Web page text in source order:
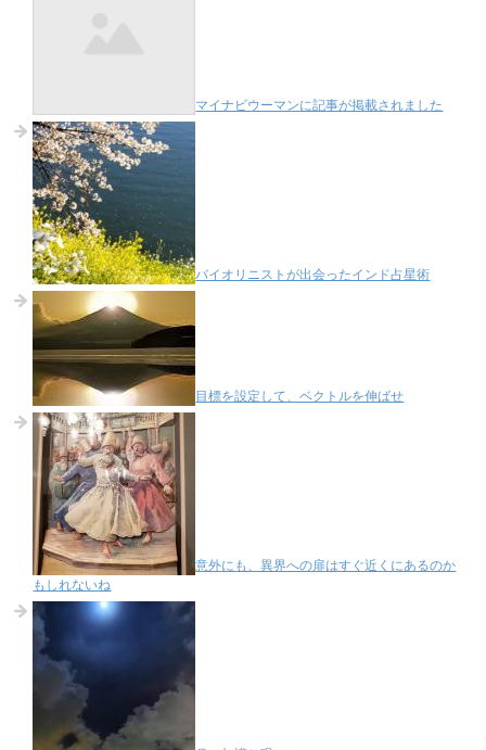
マイナビウーマンに記事が掲載されました
バイオリニストが出会ったインド占星術
目標を設定して、ベクトルを伸ばせ
意外にも、異界への扉はすぐ近くにあるのか
もしれないね